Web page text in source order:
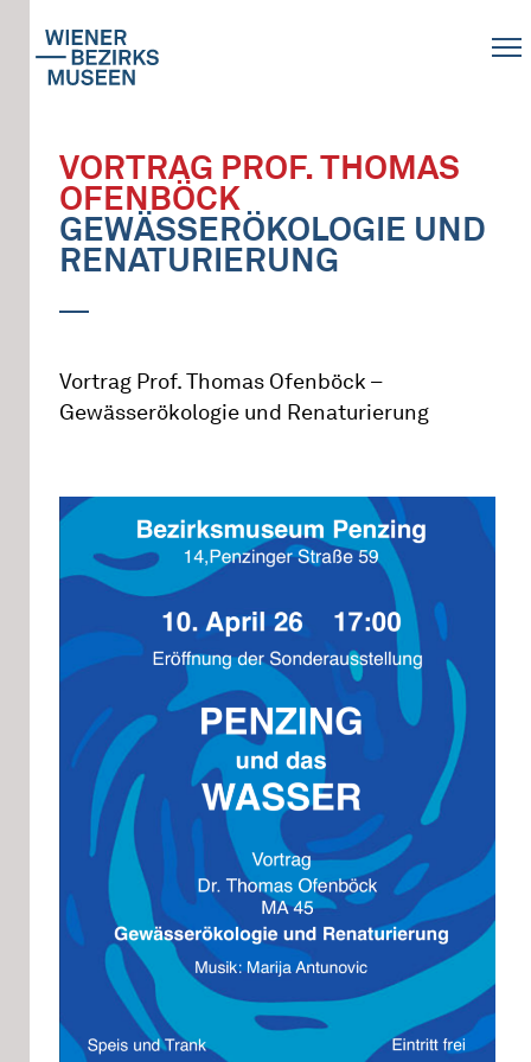
VORTRAG PROF. THOMAS
OFENBÖCK
GEWÄSSERÖKOLOGIE UND
RENATURIERUNG
Vortrag Prof. Thomas Ofenböck –
Gewässerökologie und Renaturierung